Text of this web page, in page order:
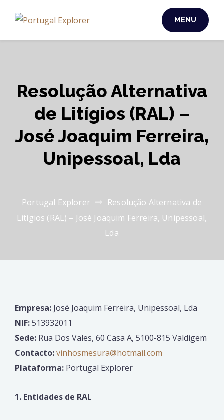
MENU
Resolução Alternativa
de Litígios (RAL) –
José Joaquim Ferreira,
Unipessoal, Lda
Portugal Explorer
Resolução Alternativa de
Litígios (RAL) – José Joaquim Ferreira, Unipessoal,
Lda
Empresa: José Joaquim Ferreira, Unipessoal, Lda
NIF:513932011
Sede: Rua Dos Vales, 60 Casa A, 5100-815 Valdigem
Contacto:vinhosmesura@hotmail.com
Plataforma: Portugal Explorer
1. Entidades de RAL